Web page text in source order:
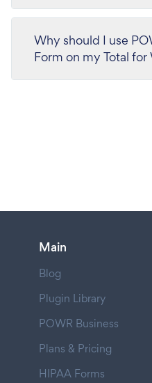
Why should I use
Form on my Total for
Main
Blog
Plugin Library
POWR Business
Plans & Pricing
HIPAA Forms